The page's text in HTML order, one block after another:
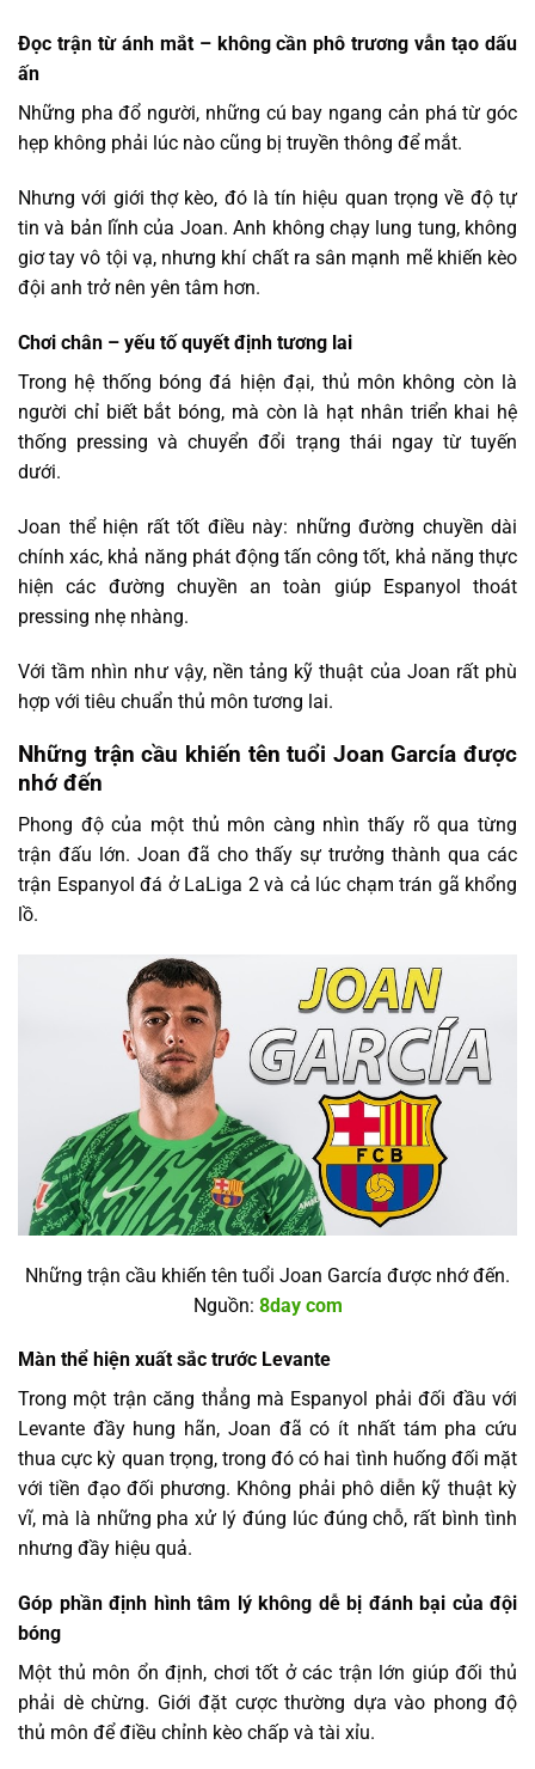
Đọc trận từ ánh mắt – không cần phô trương vẫn tạo dấu
ấn
Những pha đổ người, những cú bay ngang cản phá từ góc
hẹp không phải lúc nào cũng bị truyền thông để mắt.
Nhưng với giới thợ kèo, đó là tín hiệu quan trọng về độ tự
tin và bản lĩnh của Joan. Anh không chạy lung tung, không
giơ tay vô tội vạ, nhưng khí chất ra sân mạnh mẽ khiến kèo
đội anh trở nên yên tâm hơn.
Chơi chân – yếu tố quyết định tương lai
Trong hệ thống bóng đá hiện đại, thủ môn không còn là
người chỉ biết bắt bóng, mà còn là hạt nhân triển khai hệ
thống pressing và chuyển đổi trạng thái ngay từ tuyến
dưới.
Joan thể hiện rất tốt điều này: những đường chuyền dài
chính xác, khả năng phát động tấn công tốt, khả năng thực
hiện các đường chuyền an toàn giúp Espanyol thoát
pressing nhẹ nhàng.
Với tầm nhìn như vậy, nền tảng kỹ thuật của Joan rất phù
hợp với tiêu chuẩn thủ môn tương lai.
Những trận cầu khiến tên tuổi Joan García được
nhớ đến
Phong độ của một thủ môn càng nhìn thấy rõ qua từng
trận đấu lớn. Joan đã cho thấy sự trưởng thành qua các
trận Espanyol đá ở LaLiga 2 và cả lúc chạm trán gã khổng
lồ.
Những trận cầu khiến tên tuổi Joan García được nhớ đến.
Nguồn: 8day com
Màn thể hiện xuất sắc trước Levante
Trong một trận căng thẳng mà Espanyol phải đối đầu với
Levante đầy hung hãn, Joan đã có ít nhất tám pha cứu
thua cực kỳ quan trọng, trong đó có hai tình huống đối mặt
với tiền đạo đối phương. Không phải phô diễn kỹ thuật kỳ
vĩ, mà là những pha xử lý đúng lúc đúng chỗ, rất bình tình
nhưng đầy hiệu quả.
Góp phần định hình tâm lý không dễ bị đánh bại của đội
bóng
Một thủ môn ổn định, chơi tốt ở các trận lớn giúp đối thủ
phải dè chừng. Giới đặt cược thường dựa vào phong độ
thủ môn để điều chỉnh kèo chấp và tài xỉu.